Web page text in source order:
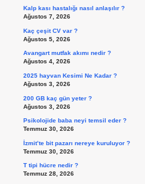
Kalp kası hastalığı nasıl anlaşılır ?
Ağustos 7, 2026
Kaç çeşit CV var ?
Ağustos 5, 2026
Avangart mutfak akımı nedir ?
Ağustos 4, 2026
2025 hayvan Kesimi Ne Kadar ?
Ağustos 3, 2026
200 GB kaç gün yeter ?
Ağustos 3, 2026
Psikolojide baba neyi temsil eder ?
Temmuz 30, 2026
İzmit’te bit pazarı nereye kuruluyor ?
Temmuz 30, 2026
T tipi hücre nedir ?
Temmuz 28, 2026